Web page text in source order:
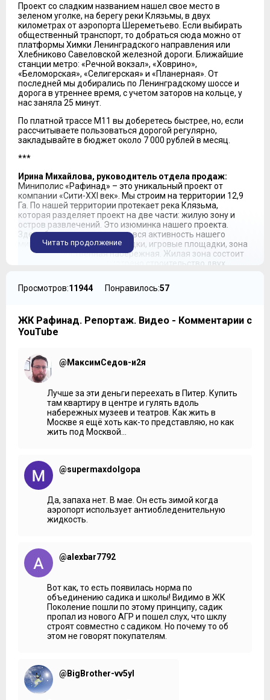
Проект со сладким названием нашел свое место в
зеленом уголке, на берегу реки Клязьмы, в двух
километрах от аэропорта Шереметьево. Если выбирать
общественный транспорт, то добраться сюда можно от
платформы Химки Ленинградского направления или
Хлебниково Савеловской железной дороги. Ближайшие
станции метро: «Речной вокзал», «Ховрино»,
«Беломорская», «Селигерская» и «Планерная». От
последней мы добирались по Ленинградскому шоссе и
дорога в утреннее время, с учетом заторов на кольце, у
нас заняла 25 минут.
По платной трассе М11 вы доберетесь быстрее, но, если
рассчитываете пользоваться дорогой регулярно,
закладывайте в бюджет около 7 000 рублей в месяц.
***
Ирина Михайлова, руководитель отдела продаж:
Миниполис «Рафинад» – это уникальный проект от
компании «Сити-XXI век». Мы строим на территории 12,9
Га. По нашей территории протекает река Клязьма,
которая разделяет проект на две части: жилую зону и
остров развлечений. Это изюминка нашего проекта.
Здесь будет сосредоточена вся активность нашего
миниполиса: детские площадки, игровые площадки, зона
барбекю, собственная набережная. Жилая зона состоит
из 11 корпусов. Предусмотрено строительство двух
монолитные, с вентилируемым фасадом. Во второй
очереди 5 корпусов.
Ирина Михайлова:
Первая очередь включает в себя
корпуса 1, 6, 5, 4, 10 и 11. На текущий момент мы
полной отделкой под ключ, так и без отделки. На
территории предусмотрено строительство детского
дошкольного учреждения и начальной школы.
Мария Фёдорова:В одном здании?
Ирина Михайлова:Да. По новым нормам идет
объединение детских садов и начальных школ. По всем
правилам будут в одном здании.
Ирина Михайлова:Более трехсот предусмотрено
учеников.
Мария Фёдорова:В общем?
Ирина Михайлова:Да. Собственная парковочная
площадка, многоуровневый пятиэтажный паркинг.
Планируется, что территория комплекса будет огорожена
и оборудована системой контроля доступа. На въезде
установят шлагбаум. Въездная группа окажется рядом с
офисом продаж, и ожидается, что подъездная дорога
будет расширена.
Мария Фёдорова:Дома с улучшенными видовыми
Ирина Михайлова:По ценовой категории отличий нет. На
данный момент реализуется первый корпус, он продается
без отделки. Квартиры с черновой отделкой и вы можете
Читать продолжение
Просмотров:11944 Понравилось:57
ЖК Рафинад. Репортаж. Видео - Комментарии с
YouTube
@МаксимСедов-и2я
Лучше за эти деньги переехать в Питер. Купить
там квартиру в центре и гулять вдоль
набережных музеев и театров. Как жить в
Москве я ещё хоть как-то представляю, но как
жить под Москвой...
@supermaxdolgopa
Да, запаха нет. В мае. Он есть зимой когда
аэропорт использует антиобледенительную
жидкость.
@alexbar7792
Вот как, то есть появилась норма по
объединению садика и школы! Видимо в ЖК
Поколение пошли по этому принципу, садик
пропал из нового АГР и пошел слух, что шклу
строят совместно с садиком. Но почему то об
этом не говорят покупателям.
@BigBrother-vv5yl